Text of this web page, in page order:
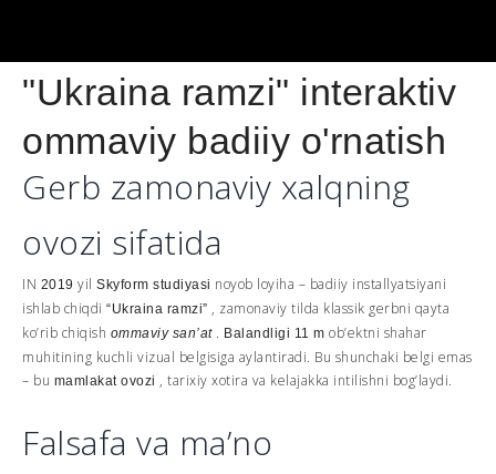
"Ukraina ramzi" interaktiv
ommaviy badiiy o'rnatish
Gerb zamonaviy xalqning
ovozi sifatida
IN 2019 yil Skyform studiyasi noyob loyiha – badiiy installyatsiyani
ishlab chiqdi “Ukraina ramzi” , zamonaviy tilda klassik gerbni qayta
ko’rib chiqish ommaviy san’at . Balandligi 11 m ob’ektni shahar
muhitining kuchli vizual belgisiga aylantiradi. Bu shunchaki belgi emas
– bu mamlakat ovozi , tarixiy xotira va kelajakka intilishni bog’laydi.
Falsafa va ma’no